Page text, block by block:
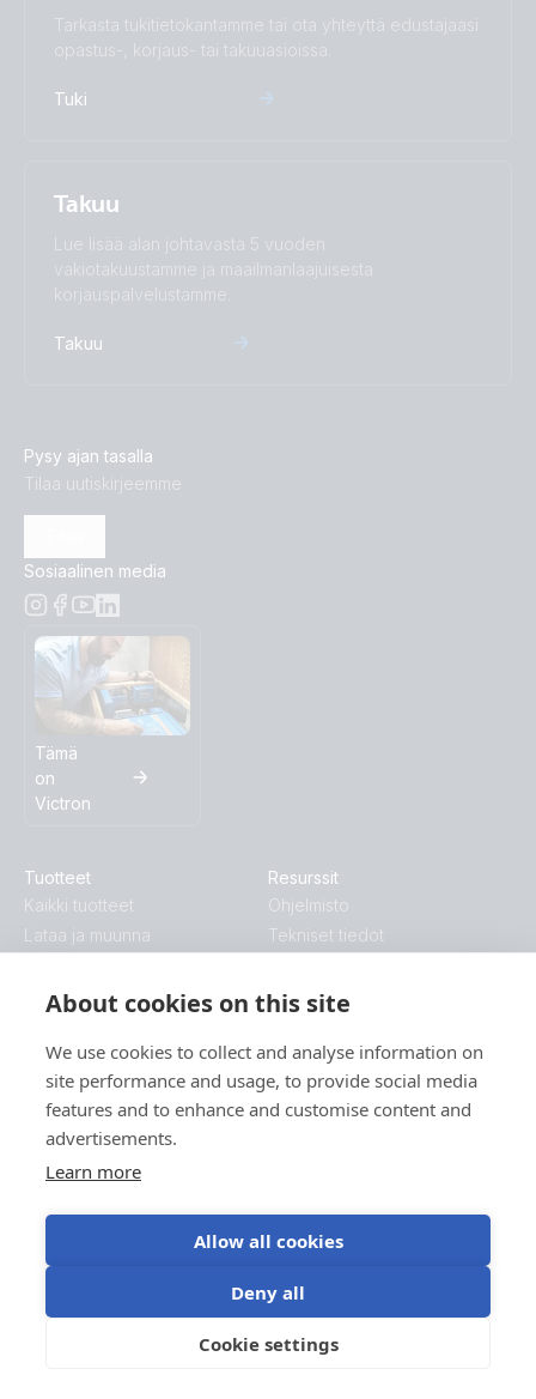
About cookies on this site
We use cookies to collect and analyse information on
site performance and usage, to provide social media
features and to enhance and customise content and
advertisements.
Learn more
Allow all cookies
Deny all
Cookie settings
Tarkasta tukitietokantamme tai ota yhteyttä edustajaasi
opastus-, korjaus- tai takuuasioissa.
Tuki
Takuu
Lue lisää alan johtavasta 5 vuoden
vakiotakuustamme ja maailmanlaajuisesta
korjauspalvelustamme.
Takuu
Pysy ajan tasalla
Tilaa uutiskirjeemme
Sosiaalinen media
Tämä
on
Victron
Tuotteet
Kaikki tuotteet
Lataa ja muunna
Lataussäätimet & paneelit
Lisävarusteet
Ratkaisut
Energian varastointi
Varajärjestelmä ja off-grid
Veneilysovellukset
Hybridigeneraattori
Tietoliikenne
Resurssit
Ohjelmisto
Tekniset tiedot
Esitteet
Hinnasto
Professional
Koulutus
VRM-portaali
E-Order & E-RMA
Victron Professional